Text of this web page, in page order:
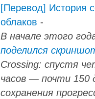
[Перевод] История
облаков -
В начале этого
поделился
Crossing: спустя
часов — почти 150
сохранения